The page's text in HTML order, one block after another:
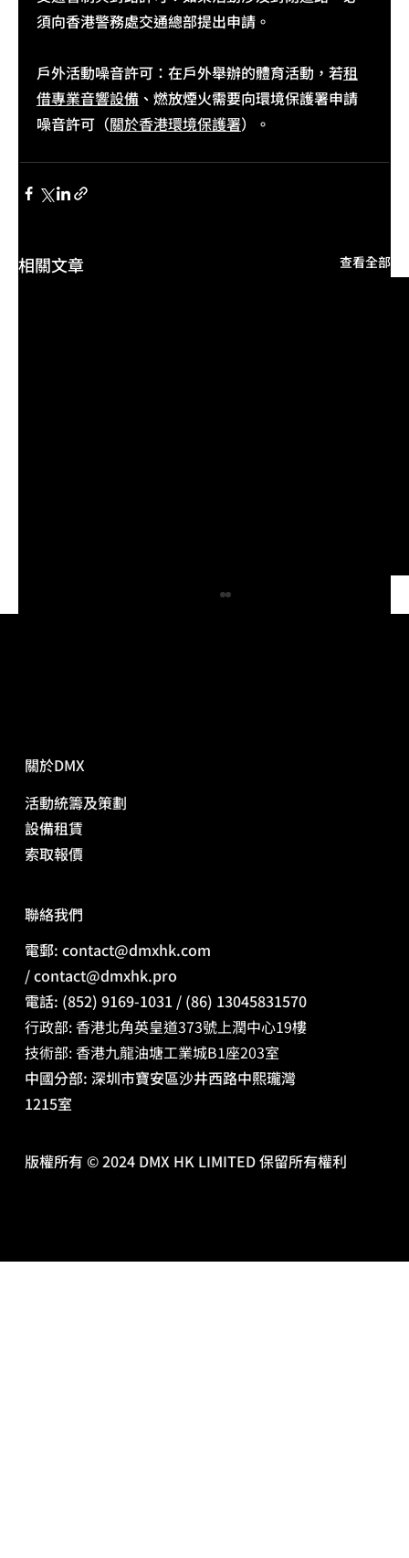
須向香港警務處交通總部提出申請。
戶外活動噪音許可：在戶外舉辦的體育活動，若租
借專業音響設備、燃放煙火需要向環境保護署申請
噪音許可（關於香港環境保護署）。
相關文章 查看全部
會議活動統籌必學！三步議程設計 + 時間
管理實戰攻略
關於DMX
活動統籌及策劃
​設備租賃
​索取報價
電郵: contact@dmxhk.com
/contact@dmxhk.pro
電話: (852) 9169-1031 / (86) 13045831570
行政部: 香港北角英皇道373號上潤中心19樓
技術部: 香港九龍油塘工業城B1座203室
中國分部: 深圳市寶安區沙井西路中熙瓏灣
1215室
​聯絡我們
版權所有 © 2024 DMX HK LIMITED 保留所有權利